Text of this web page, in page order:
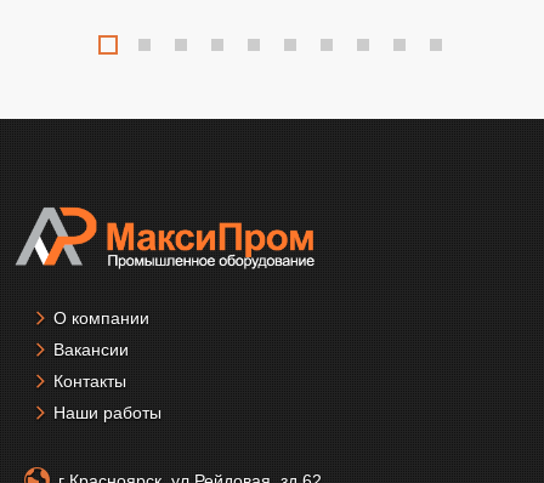
О компании
Вакансии
Контакты
Наши работы